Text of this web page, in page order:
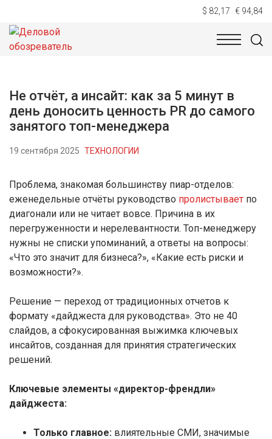
$ 82,17 € 94,84
НОВОСТИ
Не отчёт, а инсайт: как за 5 минут в
день доносить ценность PR до самого
занятого топ-менеджера
19 сентября 2025 ТЕХНОЛОГИИ
Проблема, знакомая большинству пиар-отделов:
еженедельные отчёты руководство пролистывает по
диагонали или не читает вовсе. Причина в их
перегруженности и нерелевантности. Топ-менеджеру
нужны не списки упоминаний, а ответы на вопросы:
«Что это значит для бизнеса?», «Какие есть риски и
возможности?».
Решение — переход от традиционных отчетов к
формату «дайджеста для руководства». Это не 40
слайдов, а сфокусированная выжимка ключевых
инсайтов, созданная для принятия стратегических
решений.
Ключевые элементы «директор-френдли»
дайджеста:
Только главное: влиятельные СМИ, значимые